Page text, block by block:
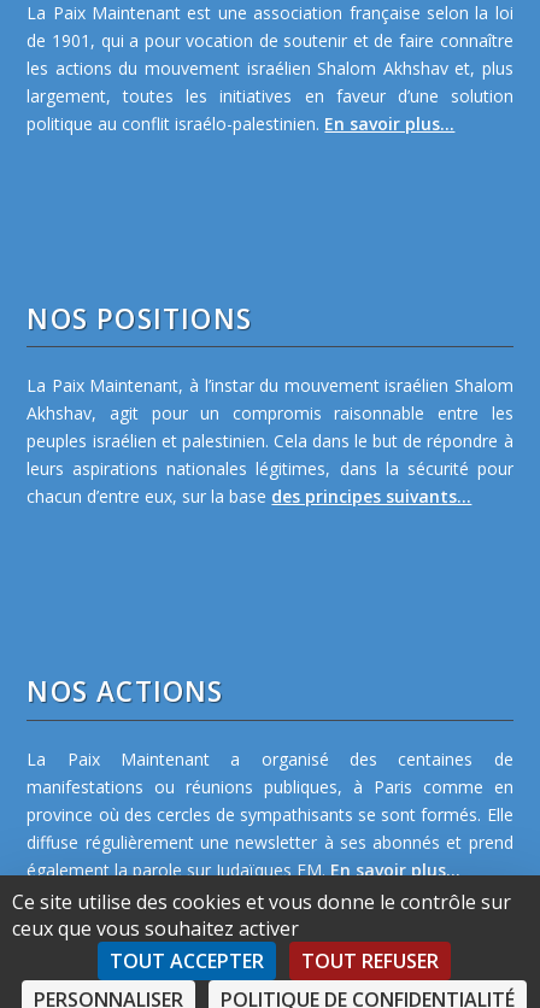
La Paix Maintenant est une association française selon la loi
de 1901, qui a pour vocation de soutenir et de faire connaître
les actions du mouvement israélien Shalom Akhshav et, plus
largement, toutes les initiatives en faveur d’une solution
politique au conflit israélo-palestinien. En savoir plus...
NOS POSITIONS
La Paix Maintenant, à l’instar du mouvement israélien Shalom
Akhshav, agit pour un compromis raisonnable entre les
peuples israélien et palestinien. Cela dans le but de répondre à
leurs aspirations nationales légitimes, dans la sécurité pour
chacun d’entre eux, sur la base des principes suivants...
NOS ACTIONS
La Paix Maintenant a organisé des centaines de
manifestations ou réunions publiques, à Paris comme en
province où des cercles de sympathisants se sont formés. Elle
diffuse régulièrement une newsletter à ses abonnés et prend
également la parole sur Judaïques FM. En savoir plus...
Ce site utilise des cookies et vous donne le contrôle sur
ceux que vous souhaitez activer
TOUT ACCEPTER
TOUT REFUSER
PERSONNALISER
POLITIQUE DE CONFIDENTIALITÉ